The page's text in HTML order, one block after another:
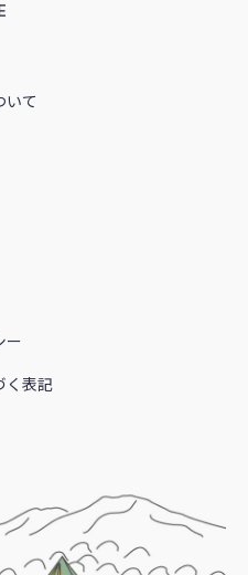
いて
ー
く表記